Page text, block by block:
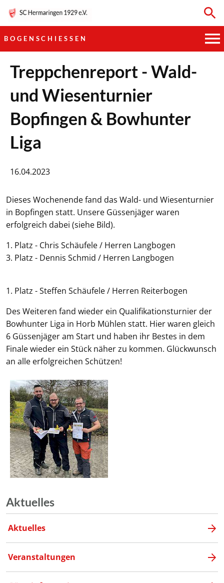
BOGENSCHIESSEN
HAUPTVEREIN
SPORTKEGELN
FUSSBALL
GYMNASTIK
TISCHTENNIS
BOGENSCHIESSEN
Treppchenreport - Wald-
und Wiesenturnier
Bopfingen & Bowhunter
Liga
16.04.2023
Dieses Wochenende fand das Wald- und Wiesenturnier
in Bopfingen statt. Unsere Güssenjäger waren
erfolgreich dabei (siehe Bild).
1. Platz - Chris Schäufele / Herren Langbogen
3. Platz - Dennis Schmid / Herren Langbogen
1. Platz - Steffen Schäufele / Herren Reiterbogen
Des Weiteren fand wieder ein Qualifikationsturnier der
Bowhunter Liga in Horb Mühlen statt. Hier waren gleich
6 Güssenjäger am Start und haben ihr Bestes in dem
Finale wieder ein Stück näher zu kommen. Glückwunsch
an alle erfolgreichen Schützen!
Aktuelles
Aktuelles
Veranstaltungen